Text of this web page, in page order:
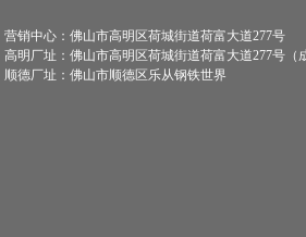
营销中心：佛山市高明区荷城街道荷富大道277号
高明厂址：佛山市高明区荷城街道荷富大道277号（
顺德厂址：佛山市顺德区乐从钢铁世界